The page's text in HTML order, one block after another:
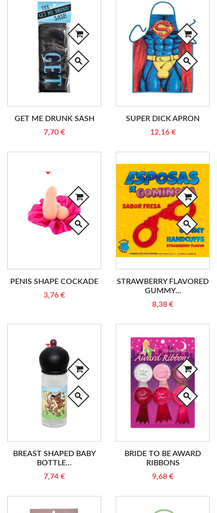
search
GET ME DRUNK SASH
7,70 €
search
SUPER DICK APRON
12,16 €
search
PENIS SHAPE COCKADE
3,76 €
search
STRAWBERRY FLAVORED
GUMMY...
8,38 €
search
BREAST SHAPED BABY
BOTTLE...
7,74 €
RUPTURE DE STOCK
search
BRIDE TO BE AWARD
RIBBONS
9,68 €